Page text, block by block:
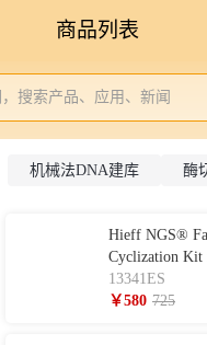
商品列表
搜索产品、应用、新闻
机械法DNA建库 酶
Hieff NGS®
Cyclization
barcode MGI环
13341ES
￥580 725